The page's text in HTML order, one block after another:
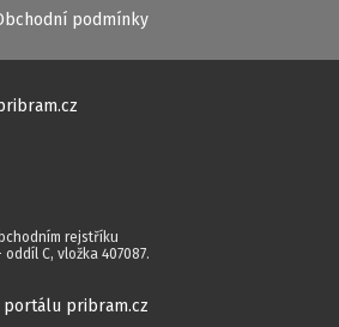
podmínky
rejstříku
C, vložka 407087.
portálu pribram.cz